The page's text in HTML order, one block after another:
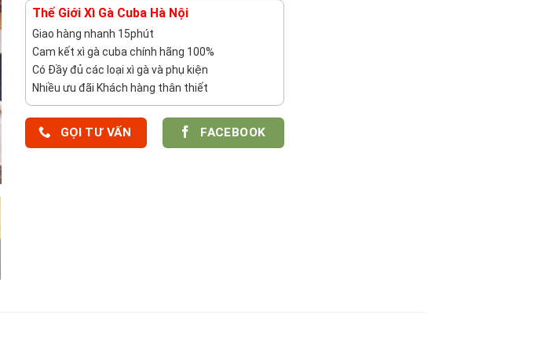
Thế Giới Xì Gà Cuba Hà Nội
Giao hàng nhanh 15phút
Cam kết xì gà cuba chính hãng 100%
Có Đầy đủ các loại xì gà và phụ kiện
Nhiều ưu đãi Khách hàng thân thiết
GỌI TƯ VẤN FACEBOOK